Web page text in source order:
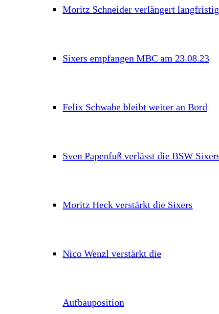
Moritz Schneider verlängert langfristig
Sixers empfangen MBC am 23.08.23
Felix Schwabe bleibt weiter an Bord
Sven Papenfuß verlässt die BSW
Moritz Heck verstärkt die Sixers
Nico Wenzl verstärkt die
Aufbauposition